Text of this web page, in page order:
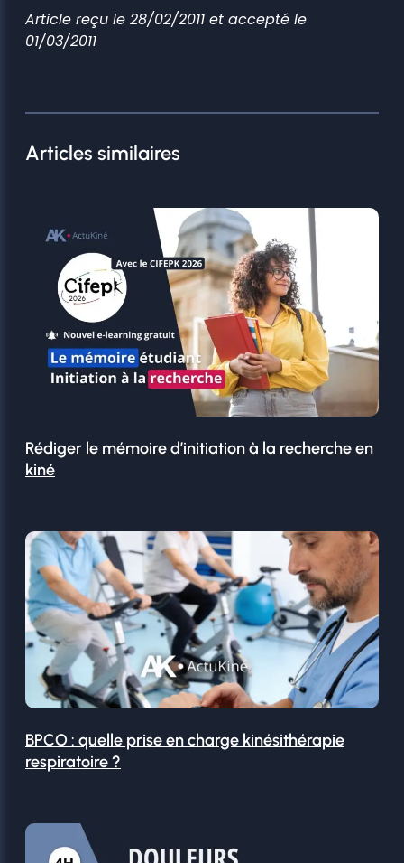
Article reçu le 28/02/2011 et accepté le
01/03/2011
Articles similaires
Rédiger le mémoire d’initiation à la recherche en
kiné
BPCO : quelle prise en charge kinésithérapie
respiratoire ?